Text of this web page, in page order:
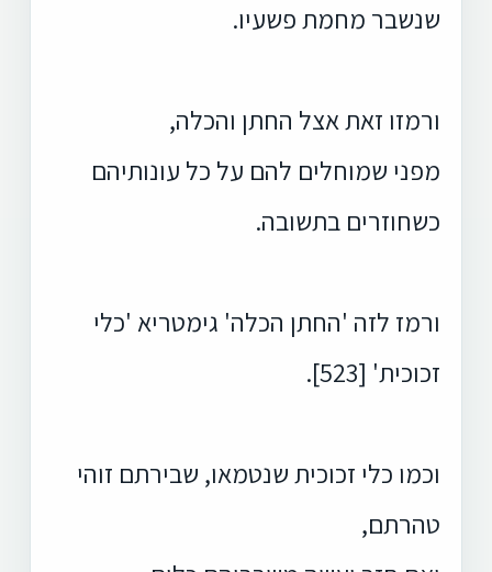
שנשבר מחמת פשעיו.
ורמזו זאת אצל החתן והכלה,
מפני שמוחלים להם על כל עונותיהם
כשחוזרים בתשובה.
ורמז לזה 'החתן הכלה' גימטריא 'כלי
זכוכית' [523].
וכמו כלי זכוכית שנטמאו, שבירתם זוהי
טהרתם,